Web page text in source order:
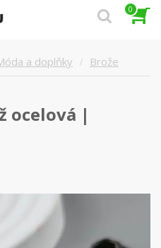
0
a doplňky Brože
ocelová |